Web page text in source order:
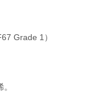
Grade 1）